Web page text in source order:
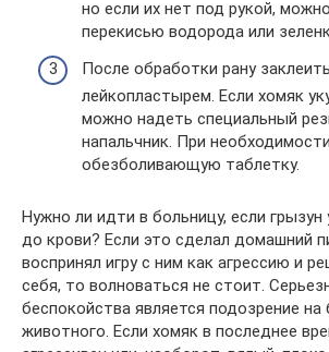
но если их нет под рукой,
перекисью водорода или
После обработки рану заклеить
лейкопластырем. Если хомяк
можно надеть специальный
напальчник. При
обезболивающую таблетку.
Нужно ли идти в больницу, если
до крови? Если это сделал домашний
воспринял игру с ним как агрессию и
себя, то волноваться не стоит.
беспокойства является подозрение на
животного. Если хомяк в последнее